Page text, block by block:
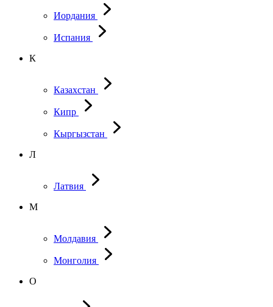
Иордания
Испания
К
Казахстан
Кипр
Кыргызстан
Л
Латвия
М
Молдавия
Монголия
О